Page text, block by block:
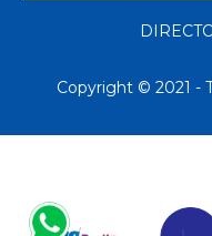
Copyright © 2021 -